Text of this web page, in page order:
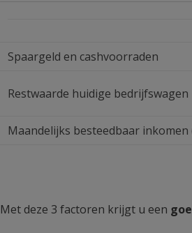
Spaargeld en cashvoorraden
Restwaarde huidige bedrijfswagen
Maandelijks besteedbaar inkomen
Met deze 3 factoren krijgt u een